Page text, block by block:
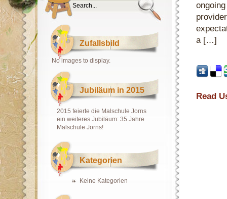
Zufallsbild
No images to display.
Jubiläum in 2015
2015 feierte die Malschule Jorns
ein weiteres Jubiläum: 35 Jahre
Malschule Jorns!
Kategorien
Keine Kategorien
a […]
Read